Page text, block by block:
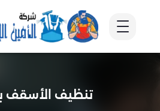
تنظيف الأسقف